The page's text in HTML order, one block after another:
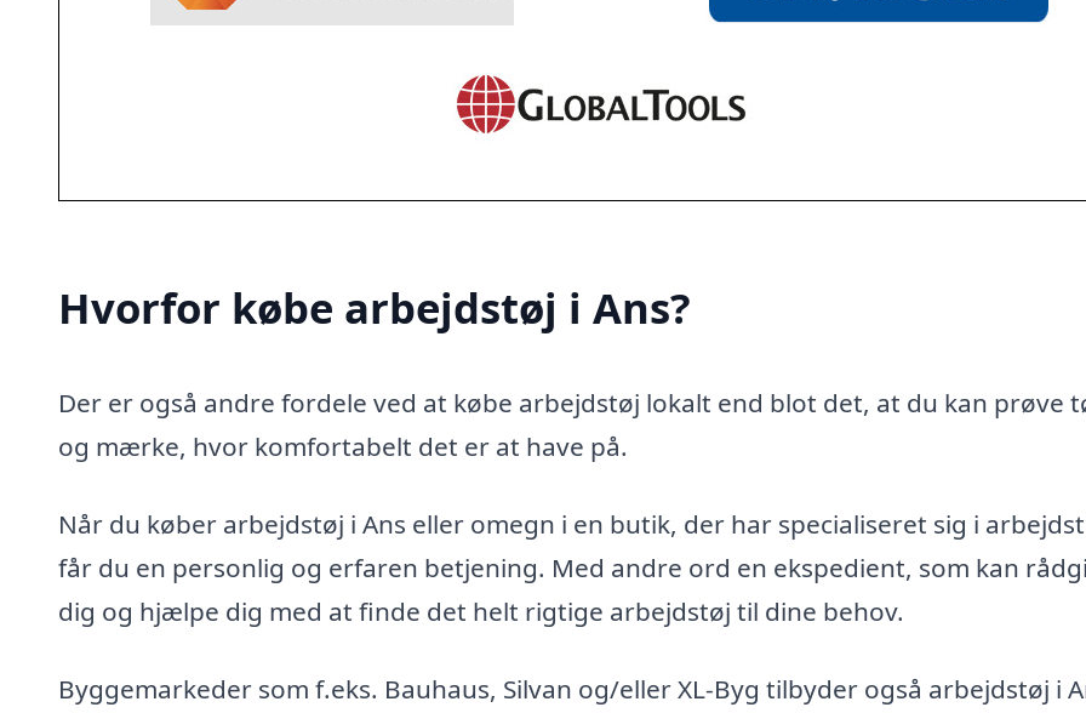
Hvorfor købe arbejdstøj i Ans?
Der er også andre fordele ved at købe arbejdstøj lokalt end blot det, at du kan prøve
og mærke, hvor komfortabelt det er at have på.
Når du køber arbejdstøj i Ans eller omegn i en butik, der har specialiseret sig i
får du en personlig og erfaren betjening. Med andre ord en ekspedient, som kan
dig og hjælpe dig med at finde det helt rigtige arbejdstøj til dine behov.
Byggemarkeder som f.eks. Bauhaus, Silvan og/eller XL-Byg tilbyder også arbejdstøj i